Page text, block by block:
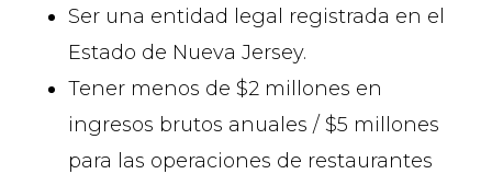
Ser una entidad legal registrada en el
Estado de Nueva Jersey.
Tener menos de $2 millones en
ingresos brutos anuales / $5 millones
para las operaciones de restaurantes